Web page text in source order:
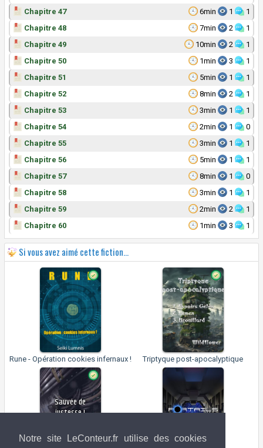
Notre site LeConteur.fr utilise des cookies
6min
1 1
Chapitre 47
7min
2 1
Chapitre 48
10min
2 1
Chapitre 49
1min
3 1
Chapitre 50
5min
1 1
Chapitre 51
8min
2 1
Chapitre 52
3min
1 1
Chapitre 53
2min
1 0
Chapitre 54
3min
1 1
Chapitre 55
5min
1 1
Chapitre 56
8min
1 0
Chapitre 57
3min
1 1
Chapitre 58
2min
2 1
Chapitre 59
1min
3 1
Chapitre 60
Si vous avez aimé cette fiction...
Rune - Opération cookies infernaux ! Triptyque post-apocalyptique
Sauvée de
justesse !
Ashley Plateada